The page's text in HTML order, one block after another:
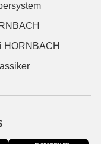
HORNBACH